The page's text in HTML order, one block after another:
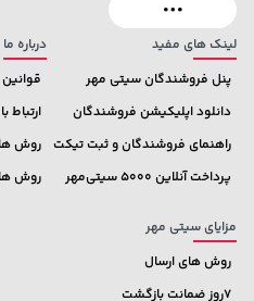
لینک های مفید
پنل فروشندگان سیتی مهر
دانلود اپلیکیشن فروشندگان
راهنمای فروشندگان و ثبت تیکت
پرداخت آنلاین 5000 سیتی‌مهر
درباره ما
قوانین
ارتباط
روش
روش
مزایای سیتی مهر
روش های ارسال
7روز ضمانت بازگشت